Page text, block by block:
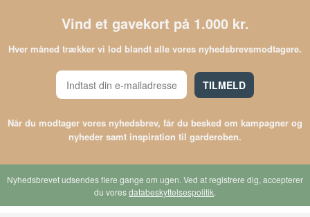
Vind et gavekort på 1.000 kr.
Hver måned trækker vi lod blandt alle vores nyhedsbrevsmodtagere.
TILMELD
Når du modtager vores nyhedsbrev, får du besked om kampagner og
nyheder samt inspiration til garderoben.
Nyhedsbrevet udsendes flere gange om ugen. Ved at registrere dig, accepterer
du voresdatabeskyttelsespolitik.